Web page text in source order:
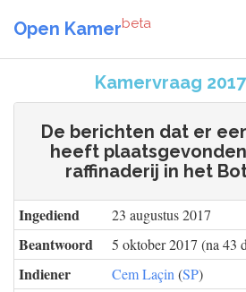
Open Kamerbeta
Kamervraag
De berichten dat er
heeft
raffinaderij in het
Ingediend 23 augustus 2017
Beantwoord 5 oktober 2017 (na 43
Indiener Cem Laçin (SP)